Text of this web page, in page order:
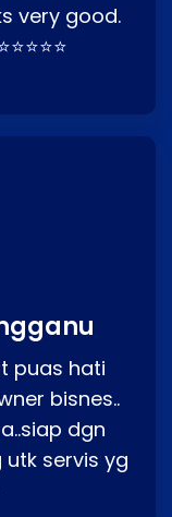
very good.
puas hati
bisnes..
dgn
servis yg